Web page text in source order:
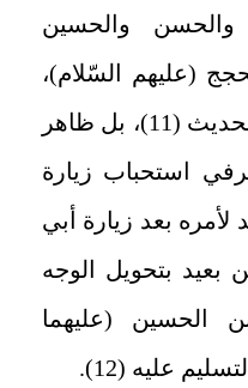
والحسن والحسين
(عليهم السّلام)،
وهو في بلده فليغتسل.. الحديث‏ (11)، بل ظاهر
استحباب زيارة
بعد زيارة أبي
بعيد بتحويل الوجه
الحسين (عليهما
عليه‏ (12).